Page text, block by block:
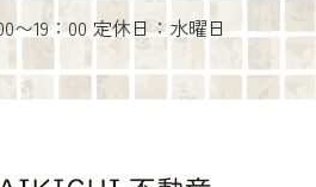
〜19：00 定休日：水曜日